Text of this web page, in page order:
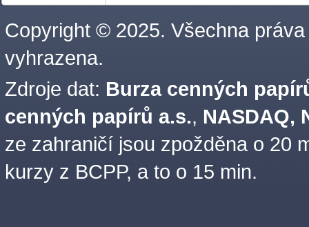
Copyright © 2025. Všechna práva
vyhrazena.
Zdroje dat: Burza cenných
cenných papírů a.s., NASDAQ,
ze zahraničí jsou zpožděna o 20
kurzy z BCPP, a to o 15 min.